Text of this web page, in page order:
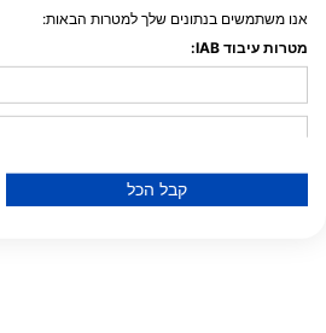
אנו משתמשים בנתונים שלך למטרות הבאות:
מטרות עיבוד IAB:
קבל הכל